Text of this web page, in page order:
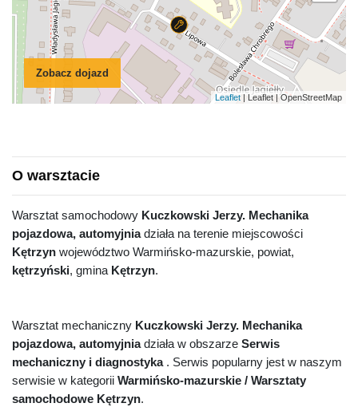
Zobacz dojazd
Leaflet | Leaflet | OpenStreetMap
O warsztacie
Warsztat samochodowy Kuczkowski Jerzy. Mechanika
pojazdowa, automyjniadziała na terenie miejscowości
Kętrzyn województwo Warmińsko-mazurskie, powiat,
kętrzyński, gmina Kętrzyn.
Warsztat mechaniczny Kuczkowski Jerzy. Mechanika
pojazdowa, automyjniadziała w obszarze Serwis
mechaniczny i diagnostyka. Serwis popularny jest w naszym
serwisie w kategorii Warmińsko-mazurskie / Warsztaty
samochodowe Kętrzyn.